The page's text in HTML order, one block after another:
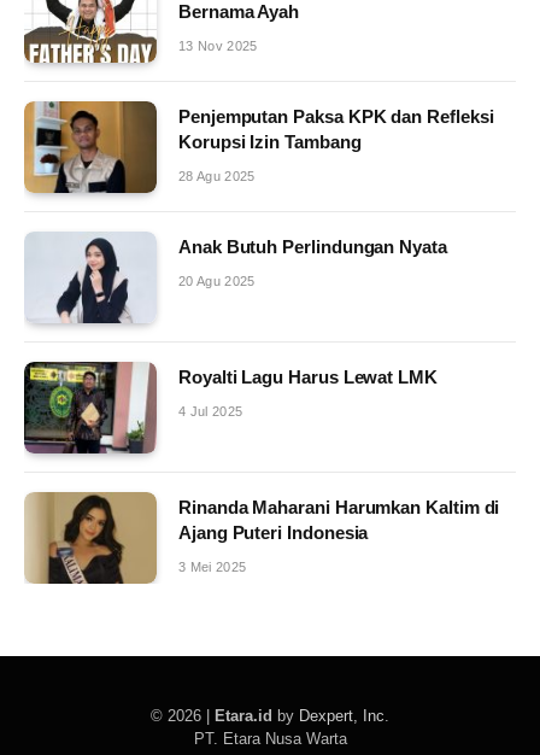
Bernama Ayah
13 Nov 2025
Penjemputan Paksa KPK dan Refleksi
Korupsi Izin Tambang
28 Agu 2025
Anak Butuh Perlindungan Nyata
20 Agu 2025
Royalti Lagu Harus Lewat LMK
4 Jul 2025
Rinanda Maharani Harumkan Kaltim di
Ajang Puteri Indonesia
3 Mei 2025
© 2026 | Etara.id by Dexpert, Inc.
PT. Etara Nusa Warta